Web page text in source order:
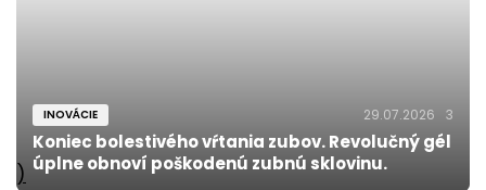
)
INOVÁCIE 29.07.2026 3
Koniec bolestivého vŕtania zubov. Revolučný gél
úplne obnoví poškodenú zubnú sklovinu.